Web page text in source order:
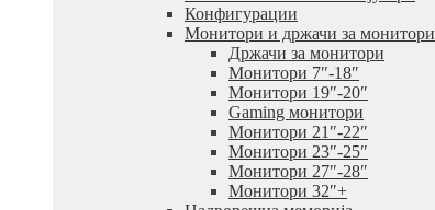
Конфигурации
Монитори и држачи за монитори
Држачи за монитори
Монитори 7″-18″
Монитори 19″-20″
Gaming монитори
Монитори 21″-22″
Монитори 23″-25″
Монитори 27″-28″
Монитори 32″+